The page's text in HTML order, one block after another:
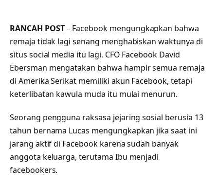
RANCAH POST– Facebook mengungkapkan bahwa
remaja tidak lagi senang menghabiskan waktunya di
situs social media itu lagi. CFO Facebook David
Ebersman mengatakan bahwa hampir semua remaja
di Amerika Serikat memiliki akun Facebook, tetapi
keterlibatan kawula muda itu mulai menurun.
Seorang pengguna raksasa jejaring sosial berusia 13
tahun bernama Lucas mengungkapkan jika saat ini
jarang aktif di Facebook karena sudah banyak
anggota keluarga, terutama Ibu menjadi
facebookers.